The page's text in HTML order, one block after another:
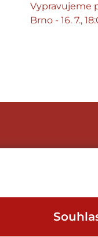
Vypravujeme
Brno - 16. 7.,